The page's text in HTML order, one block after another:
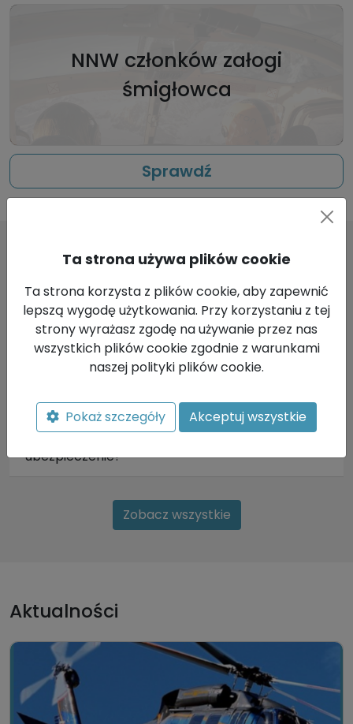
NNW członków załogi
śmigłowca
Sprawdź
Najczęściej zadawane pytania
Co należy rozumieć pod pojęciem
„Akrobatyka”?
Dlaczego warto wykupić ubezpieczenie pilota
ubezpieczenie?
Zobacz wszystkie
Aktualności
Ta strona używa plików cookie
Ta strona korzysta z plików cookie, aby zapewnić
lepszą wygodę użytkowania. Przy korzystaniu z tej
strony wyrażasz zgodę na używanie przez nas
wszystkich plików cookie zgodnie z warunkami
naszej polityki plików cookie.
Pokaż szczegóły Akceptuj wszystkie